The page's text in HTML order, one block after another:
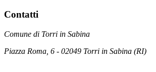
Contatti
Comune di Torri in Sabina
Piazza Roma, 6 - 02049 Torri in Sabina (RI)